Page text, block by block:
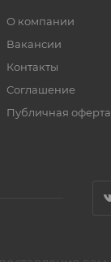
О компании
Вакансии
Контакты
Соглашение
Публичная оферта